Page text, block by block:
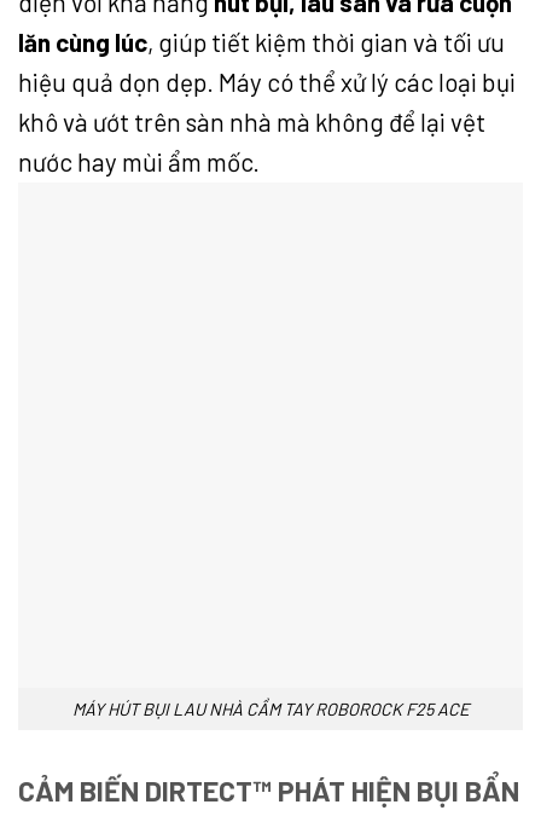
lăn cùng lúc, giúp tiết kiệm thời gian và tối ưu
hiệu quả dọn dẹp. Máy có thể xử lý các loại bụi
khô và ướt trên sàn nhà mà không để lại vệt
nước hay mùi ẩm mốc.
MÁY HÚT BỤI LAU NHÀ CẦM TAY ROBOROCK F25 ACE
CẢM BIẾN DIRTECT™ PHÁT HIỆN BỤI BẨN